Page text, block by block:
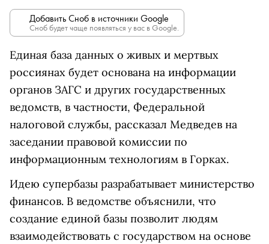
Добавить Сноб в источники Google
Сноб будет чаще появляться у вас в Google.
Единая база данных о живых и мертвых
россиянах будет основана на информации
органов ЗАГС и других государственных
ведомств, в частности, Федеральной
налоговой службы, рассказал Медведев на
заседании правовой комиссии по
информационным технологиям в Горках.
Идею супербазы разрабатывает министерство
финансов. В ведомстве объяснили, что
создание единой базы позволит людям
взаимодействовать с государством на основе